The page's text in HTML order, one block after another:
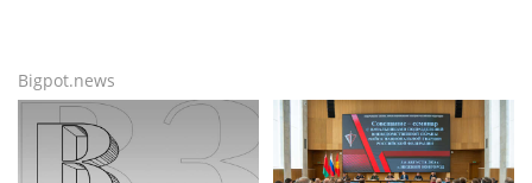
Bigpot.news